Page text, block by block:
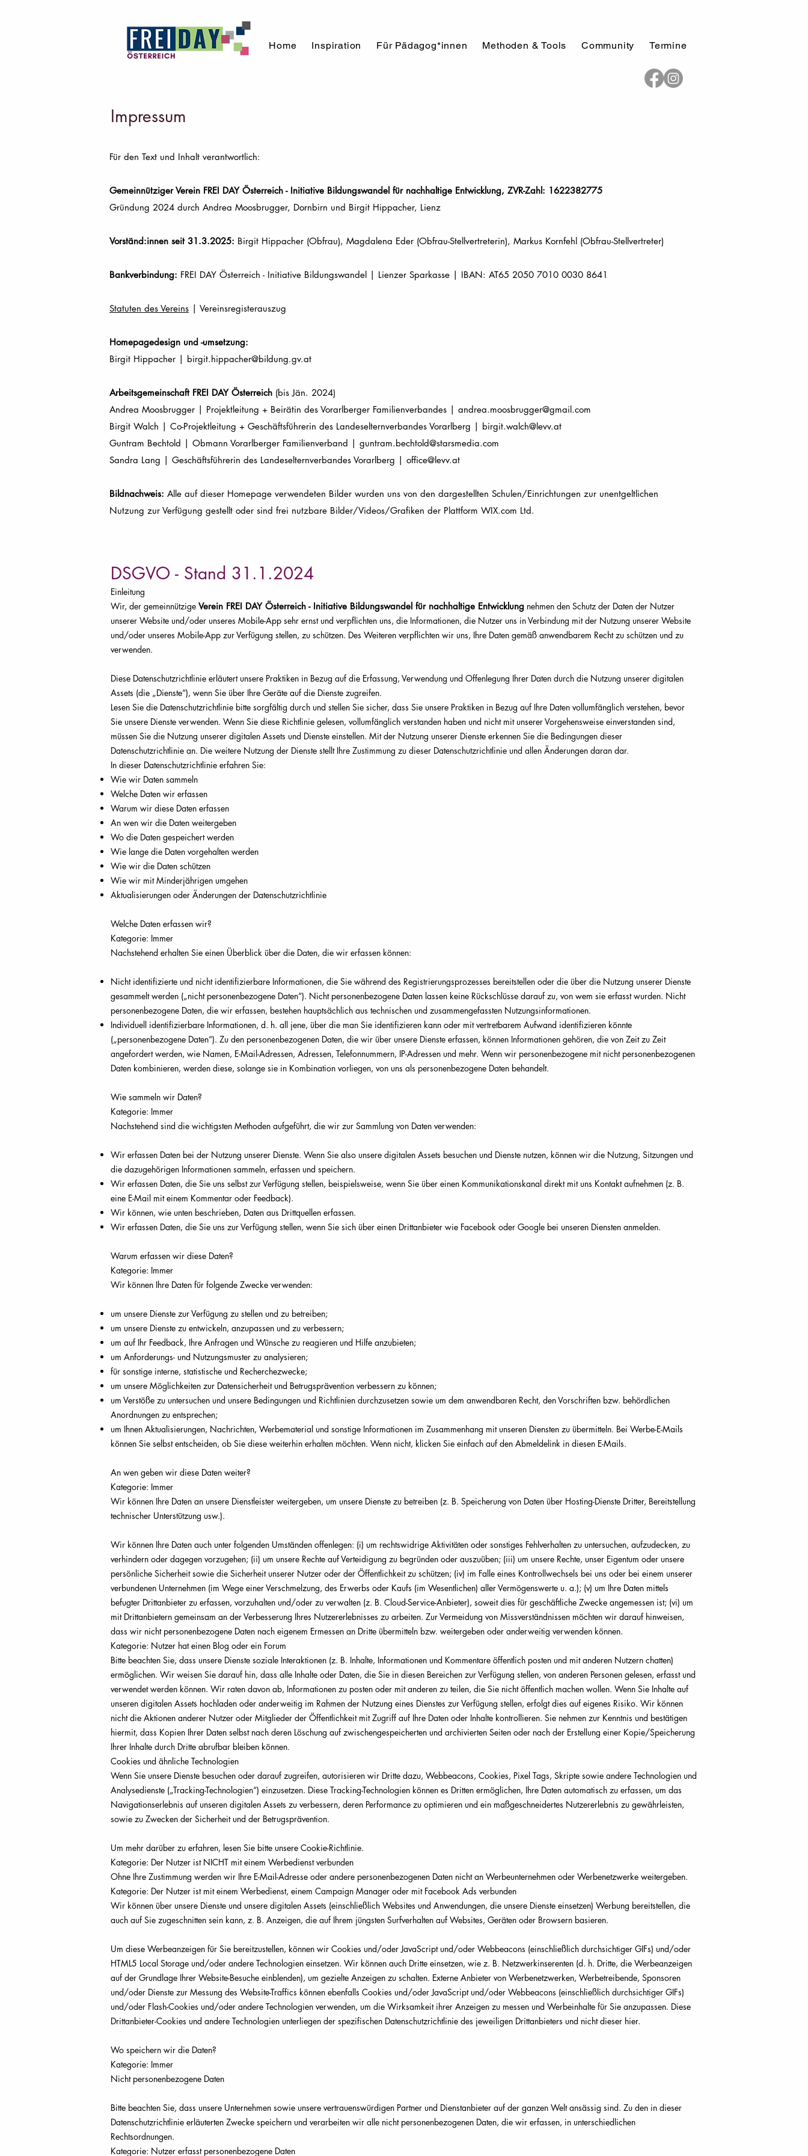
Home Inspiration Für Pädagog*innen Methoden & Tools Community Termine
Impressum
Für den Text und Inhalt verantwortlich:
Gemeinnütziger Verein FREI DAY Österreich - Initiative Bildungswandel für nachhaltige Entwicklung, ZVR-Zahl: 1622382775
Gründung 2024 durch Andrea Moosbrugger, Dornbirn und Birgit Hippacher, Lienz
Vorständ:innen seit 31.3.2025: Birgit Hippacher (Obfrau), Magdalena Eder (Obfrau-Stellvertreterin), Markus Kornfehl (Obfrau-Stellvertreter)
Bankverbindung: FREI DAY Österreich - Initiative Bildungswandel | Lienzer Sparkasse | IBAN: AT65 2050 7010 0030 8641
Statuten des Vereins | Vereinsregisterauszug
Homepagedesign und -umsetzung:
Birgit Hippacher | birgit.hippacher@bildung.gv.at
Arbeitsgemeinschaft FREI DAY Österreich (bis Jän. 2024)
Andrea Moosbrugger | Projektleitung + Beirätin des Vorarlberger Familienverbandes | andrea.moosbrugger@gmail.com
Birgit Walch | Co-Projektleitung + Geschäftsführerin des Landeselternverbandes Vorarlberg | birgit.walch@levv.at
Guntram Bechtold | Obmann Vorarlberger Familienverband | guntram.bechtold@starsmedia.com
Sandra Lang | Geschäftsführerin des Landeselternverbandes Vorarlberg | office@levv.at
Bildnachweis: Alle auf dieser Homepage verwendeten Bilder wurden uns von den dargestellten Schulen/Einrichtungen zur unentgeltlichen
Nutzung zur Verfügung gestellt oder sind frei nutzbare Bilder/Videos/Grafiken der Plattform WIX.com Ltd.
DSGVO - Stand 31.1.2024
Einleitung
Wir, der gemeinnützige Verein FREI DAY Österreich - Initiative Bildungswandel für nachhaltige Entwicklung nehmen den Schutz der Daten der Nutzer
unserer Website und/oder unseres Mobile-App sehr ernst und verpflichten uns, die Informationen, die Nutzer uns in Verbindung mit der Nutzung unserer Website
und/oder unseres Mobile-App zur Verfügung stellen, zu schützen. Des Weiteren verpflichten wir uns, Ihre Daten gemäß anwendbarem Recht zu schützen und zu
verwenden.
Diese Datenschutzrichtlinie erläutert unsere Praktiken in Bezug auf die Erfassung, Verwendung und Offenlegung Ihrer Daten durch die Nutzung unserer digitalen
Assets (die „Dienste“), wenn Sie über Ihre Geräte auf die Dienste zugreifen.
Lesen Sie die Datenschutzrichtlinie bitte sorgfältig durch und stellen Sie sicher, dass Sie unsere Praktiken in Bezug auf Ihre Daten vollumfänglich verstehen, bevor
Sie unsere Dienste verwenden. Wenn Sie diese Richtlinie gelesen, vollumfänglich verstanden haben und nicht mit unserer Vorgehensweise einverstanden sind,
müssen Sie die Nutzung unserer digitalen Assets und Dienste einstellen. Mit der Nutzung unserer Dienste erkennen Sie die Bedingungen dieser
Datenschutzrichtlinie an. Die weitere Nutzung der Dienste stellt Ihre Zustimmung zu dieser Datenschutzrichtlinie und allen Änderungen daran dar.
In dieser Datenschutzrichtlinie erfahren Sie:
Wie wir Daten sammeln
Welche Daten wir erfassen
Warum wir diese Daten erfassen
An wen wir die Daten weitergeben
Wo die Daten gespeichert werden
Wie lange die Daten vorgehalten werden
Wie wir die Daten schützen
Wie wir mit Minderjährigen umgehen
Aktualisierungen oder Änderungen der Datenschutzrichtlinie
Welche Daten erfassen wir?
Kategorie: Immer
Nachstehend erhalten Sie einen Überblick über die Daten, die wir erfassen können:
Nicht identifizierte und nicht identifizierbare Informationen, die Sie während des Registrierungsprozesses bereitstellen oder die über die Nutzung unserer Dienste
gesammelt werden („nicht personenbezogene Daten“). Nicht personenbezogene Daten lassen keine Rückschlüsse darauf zu, von wem sie erfasst wurden. Nicht
personenbezogene Daten, die wir erfassen, bestehen hauptsächlich aus technischen und zusammengefassten Nutzungsinformationen.
Individuell identifizierbare Informationen, d. h. all jene, über die man Sie identifizieren kann oder mit vertretbarem Aufwand identifizieren könnte
(„personenbezogene Daten“). Zu den personenbezogenen Daten, die wir über unsere Dienste erfassen, können Informationen gehören, die von Zeit zu Zeit
angefordert werden, wie Namen, E-Mail-Adressen, Adressen, Telefonnummern, IP-Adressen und mehr. Wenn wir personenbezogene mit nicht personenbezogenen
Daten kombinieren, werden diese, solange sie in Kombination vorliegen, von uns als personenbezogene Daten behandelt.
Wie sammeln wir Daten?
Kategorie: Immer
Nachstehend sind die wichtigsten Methoden aufgeführt, die wir zur Sammlung von Daten verwenden:
Wir erfassen Daten bei der Nutzung unserer Dienste. Wenn Sie also unsere digitalen Assets besuchen und Dienste nutzen, können wir die Nutzung, Sitzungen und
die dazugehörigen Informationen sammeln, erfassen und speichern.
Wir erfassen Daten, die Sie uns selbst zur Verfügung stellen, beispielsweise, wenn Sie über einen Kommunikationskanal direkt mit uns Kontakt aufnehmen (z. B.
eine E-Mail mit einem Kommentar oder Feedback).
Wir können, wie unten beschrieben, Daten aus Drittquellen erfassen.
Wir erfassen Daten, die Sie uns zur Verfügung stellen, wenn Sie sich über einen Drittanbieter wie Facebook oder Google bei unseren Diensten anmelden.
Warum erfassen wir diese Daten?
Kategorie: Immer
Wir können Ihre Daten für folgende Zwecke verwenden:
um unsere Dienste zur Verfügung zu stellen und zu betreiben;
um unsere Dienste zu entwickeln, anzupassen und zu verbessern;
um auf Ihr Feedback, Ihre Anfragen und Wünsche zu reagieren und Hilfe anzubieten;
um Anforderungs- und Nutzungsmuster zu analysieren;
für sonstige interne, statistische und Recherchezwecke;
um unsere Möglichkeiten zur Datensicherheit und Betrugsprävention verbessern zu können;
um Verstöße zu untersuchen und unsere Bedingungen und Richtlinien durchzusetzen sowie um dem anwendbaren Recht, den Vorschriften bzw. behördlichen
Anordnungen zu entsprechen;
um Ihnen Aktualisierungen, Nachrichten, Werbematerial und sonstige Informationen im Zusammenhang mit unseren Diensten zu übermitteln. Bei Werbe-E-Mails
können Sie selbst entscheiden, ob Sie diese weiterhin erhalten möchten. Wenn nicht, klicken Sie einfach auf den Abmeldelink in diesen E-Mails.
An wen geben wir diese Daten weiter?
Kategorie: Immer
Wir können Ihre Daten an unsere Dienstleister weitergeben, um unsere Dienste zu betreiben (z. B. Speicherung von Daten über Hosting-Dienste Dritter, Bereitstellung
technischer Unterstützung usw.).
Wir können Ihre Daten auch unter folgenden Umständen offenlegen: (i) um rechtswidrige Aktivitäten oder sonstiges Fehlverhalten zu untersuchen, aufzudecken, zu
verhindern oder dagegen vorzugehen; (ii) um unsere Rechte auf Verteidigung zu begründen oder auszuüben; (iii) um unsere Rechte, unser Eigentum oder unsere
persönliche Sicherheit sowie die Sicherheit unserer Nutzer oder der Öffentlichkeit zu schützen; (iv) im Falle eines Kontrollwechsels bei uns oder bei einem unserer
verbundenen Unternehmen (im Wege einer Verschmelzung, des Erwerbs oder Kaufs (im Wesentlichen) aller Vermögenswerte u. a.); (v) um Ihre Daten mittels
befugter Drittanbieter zu erfassen, vorzuhalten und/oder zu verwalten (z. B. Cloud-Service-Anbieter), soweit dies für geschäftliche Zwecke angemessen ist; (vi) um
mit Drittanbietern gemeinsam an der Verbesserung Ihres Nutzererlebnisses zu arbeiten. Zur Vermeidung von Missverständnissen möchten wir darauf hinweisen,
dass wir nicht personenbezogene Daten nach eigenem Ermessen an Dritte übermitteln bzw. weitergeben oder anderweitig verwenden können.
Kategorie: Nutzer hat einen Blog oder ein Forum
Bitte beachten Sie, dass unsere Dienste soziale Interaktionen (z. B. Inhalte, Informationen und Kommentare öffentlich posten und mit anderen Nutzern chatten)
ermöglichen. Wir weisen Sie darauf hin, dass alle Inhalte oder Daten, die Sie in diesen Bereichen zur Verfügung stellen, von anderen Personen gelesen, erfasst und
verwendet werden können. Wir raten davon ab, Informationen zu posten oder mit anderen zu teilen, die Sie nicht öffentlich machen wollen. Wenn Sie Inhalte auf
unseren digitalen Assets hochladen oder anderweitig im Rahmen der Nutzung eines Dienstes zur Verfügung stellen, erfolgt dies auf eigenes Risiko. Wir können
nicht die Aktionen anderer Nutzer oder Mitglieder der Öffentlichkeit mit Zugriff auf Ihre Daten oder Inhalte kontrollieren. Sie nehmen zur Kenntnis und bestätigen
hiermit, dass Kopien Ihrer Daten selbst nach deren Löschung auf zwischengespeicherten und archivierten Seiten oder nach der Erstellung einer Kopie/Speicherung
Ihrer Inhalte durch Dritte abrufbar bleiben können.
Cookies und ähnliche Technologien
Wenn Sie unsere Dienste besuchen oder darauf zugreifen, autorisieren wir Dritte dazu, Webbeacons, Cookies, Pixel Tags, Skripte sowie andere Technologien und
Analysedienste („Tracking-Technologien“) einzusetzen. Diese Tracking-Technologien können es Dritten ermöglichen, Ihre Daten automatisch zu erfassen, um das
Navigationserlebnis auf unseren digitalen Assets zu verbessern, deren Performance zu optimieren und ein maßgeschneidertes Nutzererlebnis zu gewährleisten,
sowie zu Zwecken der Sicherheit und der Betrugsprävention.
Um mehr darüber zu erfahren, lesen Sie bitte unsere Cookie-Richtlinie.
Kategorie: Der Nutzer ist NICHT mit einem Werbedienst verbunden
Ohne Ihre Zustimmung werden wir Ihre E-Mail-Adresse oder andere personenbezogenen Daten nicht an Werbeunternehmen oder Werbenetzwerke weitergeben.
Kategorie: Der Nutzer ist mit einem Werbedienst, einem Campaign Manager oder mit Facebook Ads verbunden
Wir können über unsere Dienste und unsere digitalen Assets (einschließlich Websites und Anwendungen, die unsere Dienste einsetzen) Werbung bereitstellen, die
auch auf Sie zugeschnitten sein kann, z. B. Anzeigen, die auf Ihrem jüngsten Surfverhalten auf Websites, Geräten oder Browsern basieren.
Um diese Werbeanzeigen für Sie bereitzustellen, können wir Cookies und/oder JavaScript und/oder Webbeacons (einschließlich durchsichtiger GIFs) und/oder
HTML5 Local Storage und/oder andere Technologien einsetzen. Wir können auch Dritte einsetzen, wie z. B. Netzwerkinserenten (d. h. Dritte, die Werbeanzeigen
auf der Grundlage Ihrer Website-Besuche einblenden), um gezielte Anzeigen zu schalten. Externe Anbieter von Werbenetzwerken, Werbetreibende, Sponsoren
und/oder Dienste zur Messung des Website-Traffics können ebenfalls Cookies und/oder JavaScript und/oder Webbeacons (einschließlich durchsichtiger GIFs)
und/oder Flash-Cookies und/oder andere Technologien verwenden, um die Wirksamkeit ihrer Anzeigen zu messen und Werbeinhalte für Sie anzupassen. Diese
Drittanbieter-Cookies und andere Technologien unterliegen der spezifischen Datenschutzrichtlinie des jeweiligen Drittanbieters und nicht dieser hier.
Wo speichern wir die Daten?
Kategorie: Immer
Nicht personenbezogene Daten
Bitte beachten Sie, dass unsere Unternehmen sowie unsere vertrauenswürdigen Partner und Dienstanbieter auf der ganzen Welt ansässig sind. Zu den in dieser
Datenschutzrichtlinie erläuterten Zwecke speichern und verarbeiten wir alle nicht personenbezogenen Daten, die wir erfassen, in unterschiedlichen
Rechtsordnungen.
Kategorie: Nutzer erfasst personenbezogene Daten